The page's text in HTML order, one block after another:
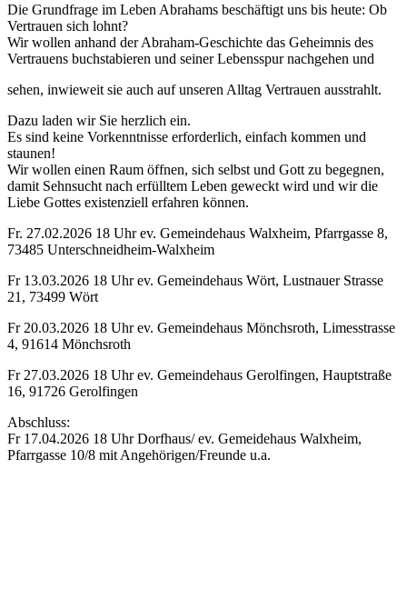
Die Grundfrage im Leben Abrahams beschäftigt uns bis heute: Ob
Vertrauen sich lohnt?
Wir wollen anhand der Abraham-Geschichte das Geheimnis des
Vertrauens buchstabieren und seiner Lebensspur nachgehen und
sehen, inwieweit sie auch auf unseren Alltag Vertrauen ausstrahlt.
Dazu laden wir Sie herzlich ein.
Es sind keine Vorkenntnisse erforderlich, einfach kommen und
staunen!
Wir wollen einen Raum öffnen, sich selbst und Gott zu begegnen,
damit Sehnsucht nach erfülltem Leben geweckt wird und wir die
Liebe Gottes existenziell erfahren können.
Fr. 27.02.2026 18 Uhr ev. Gemeindehaus Walxheim, Pfarrgasse 8,
73485 Unterschneidheim-Walxheim
Fr 13.03.2026 18 Uhr ev. Gemeindehaus Wört, Lustnauer Strasse
21, 73499 Wört
Fr 20.03.2026 18 Uhr ev. Gemeindehaus Mönchsroth, Limesstrasse
4, 91614 Mönchsroth
Fr 27.03.2026 18 Uhr ev. Gemeindehaus Gerolfingen, Hauptstraße
16, 91726 Gerolfingen
Abschluss:
Fr 17.04.2026 18 Uhr Dorfhaus/ ev. Gemeidehaus Walxheim,
Pfarrgasse 10/8 mit Angehörigen/Freunde u.a.